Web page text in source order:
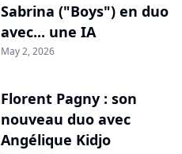
Sabrina ("Boys") en duo
avec... une IA
May 2, 2026
Florent Pagny : son
nouveau duo avec
Angélique Kidjo